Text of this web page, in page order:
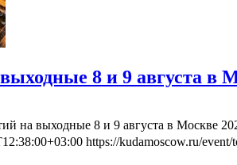
8 и 9 августа в
на выходные 8 и 9 августа в Москве
https://kudamoscow.ru/